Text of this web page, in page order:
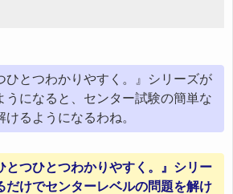
ひとつわかりやすく。』シリーズが
うになると、センター試験の簡単な
けるようになるわね。
とつひとつわかりやすく。』シリー
だけでセンターレベルの問題を解け